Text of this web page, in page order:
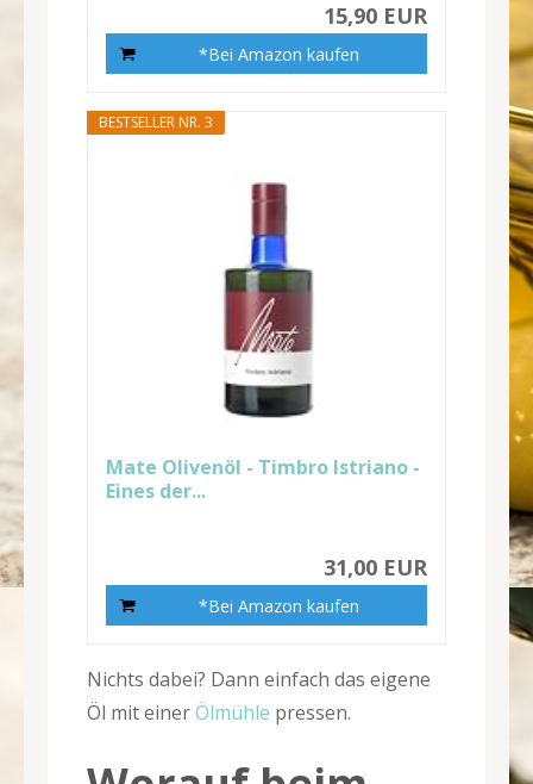
15,90 EUR
*Bei Amazon kaufen
BESTSELLER NR. 3
Mate Olivenöl - Timbro Istriano -
Eines der...
31,00 EUR
*Bei Amazon kaufen
Nichts dabei? Dann einfach das eigene
Öl mit einerÖlmühle pressen.